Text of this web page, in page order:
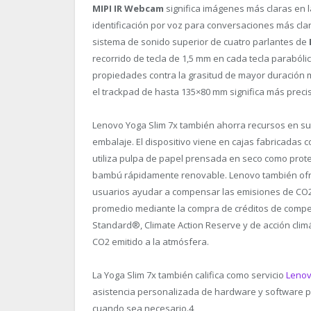
MIPI IR Webcam significa imágenes más claras
identificación por voz para conversaciones más
sistema de sonido superior de cuatro parlantes de
recorrido de tecla de 1,5 mm en cada tecla
propiedades contra la grasitud de mayor duración
el trackpad de hasta 135×80 mm significa más
Lenovo Yoga Slim 7x también ahorra recursos en
embalaje. El dispositivo viene en cajas fabricadas
utiliza pulpa de papel prensada en seco como
bambú rápidamente renovable. Lenovo también
usuarios ayudar a compensar las emisiones de
promedio mediante la compra de créditos de
Standard®, Climate Action Reserve y de acción
CO2 emitido a la atmósfera.
La Yoga Slim 7x también califica como servicio
asistencia personalizada de hardware y software
cuando sea necesario.4